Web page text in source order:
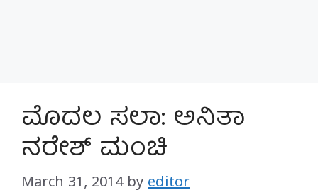
ಮೊದಲ ಸಲಾ: ಅನಿತಾ
ನರೇಶ್ ಮಂಚಿ
March 31, 2014 by editor